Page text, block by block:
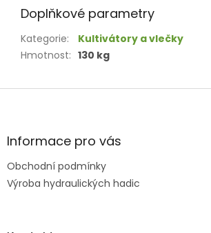
Doplňkové parametry
Kategorie:
Kultivátory a vlečky
Hmotnost: 130 kg
Z
aInformace pro vás
Obchodní podmínky
Výroba hydraulických hadic